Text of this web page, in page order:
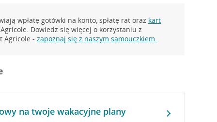
wpłatę gotówki na konto, spłatę rat oraz kart
Dowiedz się więcej o korzystaniu z
Agricole -zapoznaj się z naszym samouczkiem.
na twoje wakacyjne plany